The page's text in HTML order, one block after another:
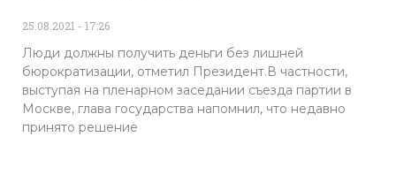
25.08.2021 17:26
Люди должны получить деньги без лишней
бюрократизации, отметил Президент.В частности,
выступая на пленарном заседании съезда партии в
Москве, глава государства напомнил, что недавно
принято решение